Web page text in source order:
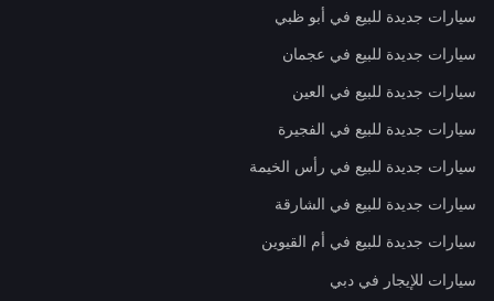
سيارات جديدة للبيع في أبو ظبي
سيارات جديدة للبيع في عجمان
سيارات جديدة للبيع في العين
سيارات جديدة للبيع في الفجيرة
سيارات جديدة للبيع في رأس الخيمة
سيارات جديدة للبيع في الشارقة
سيارات جديدة للبيع في أم القيوين
سيارات للإيجار في دبي